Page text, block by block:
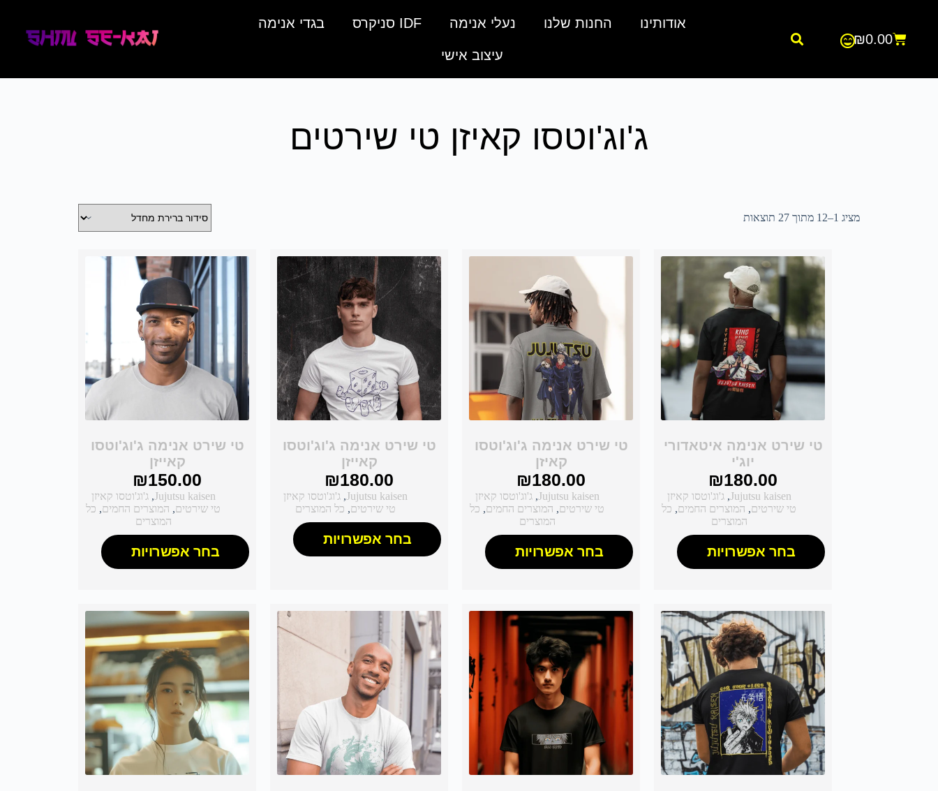
₪0.00
אודותינו החנות שלנו נעלי אנימה IDF סניקרס בגדי אנימה
עיצוב אישי
ג'וג'וטסו קאיזן טי שירטים
מציג 1–12 מתוך 27 תוצאות
טי שירט אנימה איטאדורי
יוג'י
₪180.00
Jujutsu kaisen
,ג'וג'וטסו קאיזן
טי שירטים, המוצרים החמים, כל
המוצרים
בחר אפשרויות
טי שירט אנימה ג'וג'וטסו
קאיזן
₪180.00
Jujutsu kaisen
,ג'וג'וטסו קאיזן
טי שירטים, המוצרים החמים, כל
המוצרים
בחר אפשרויות
טי שירט אנימה ג'וג'וטסו
קאייזן
₪180.00
Jujutsu kaisen
,ג'וג'וטסו קאיזן
טי שירטים, כל המוצרים
בחר אפשרויות
טי שירט אנימה ג'וג'וטסו
קאייזן
₪150.00
Jujutsu kaisen
,ג'וג'וטסו קאיזן
טי שירטים, המוצרים החמים, כל
המוצרים
בחר אפשרויות